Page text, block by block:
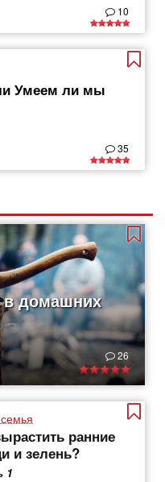
10
Умеем ли мы
35
в домашних
26
ранние
и зелень?
1